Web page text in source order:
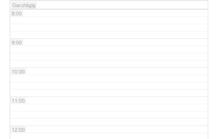
Ganztägig
8:00
9:00
10:00
11:00
12:00